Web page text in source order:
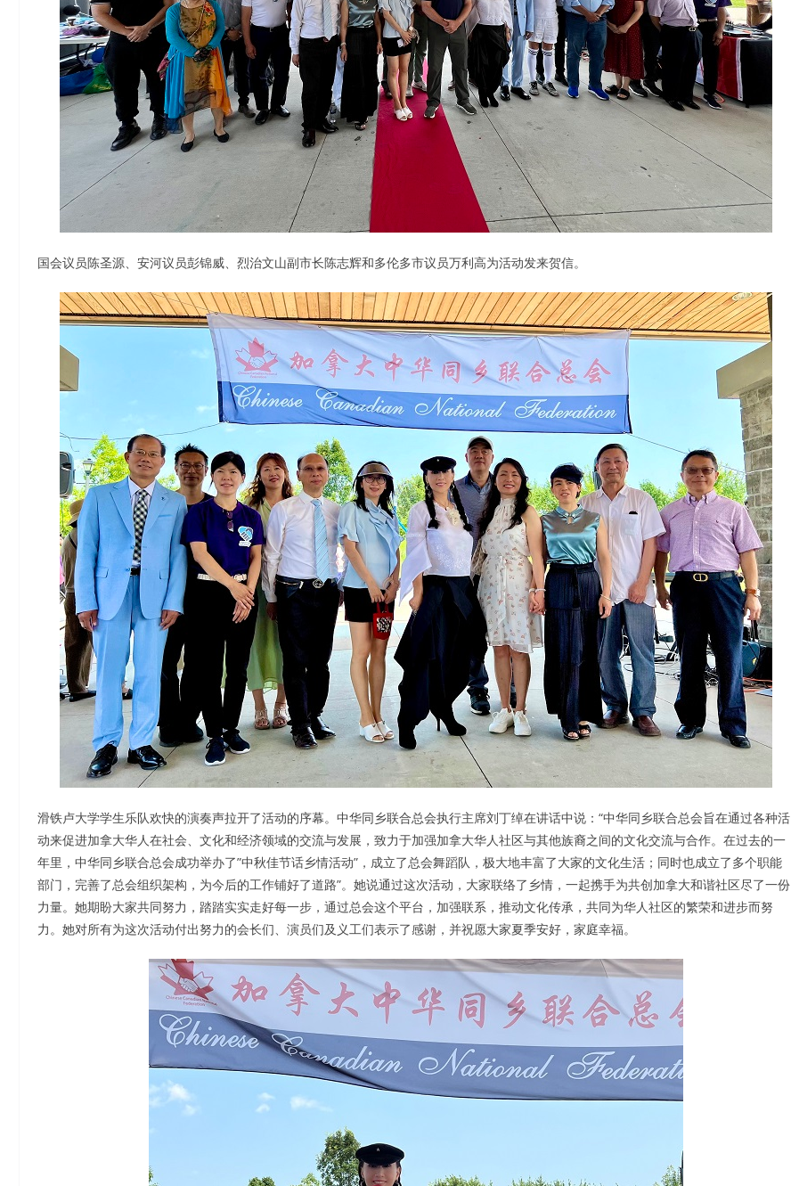
国会议员陈圣源、安河议员彭锦威、烈治文山副市长陈志辉和多伦多市议员万利高为活动发来贺信。
滑铁卢大学学生乐队欢快的演奏声拉开了活动的序幕。中华同乡联合总会执行主席刘丁绰在讲话中说：“中华同乡联合总会旨在通过各种活
动来促进加拿大华人在社会、文化和经济领域的交流与发展，致力于加强加拿大华人社区与其他族裔之间的文化交流与合作。在过去的一
年里，中华同乡联合总会成功举办了”中秋佳节话乡情活动”，成立了总会舞蹈队，极大地丰富了大家的文化生活；同时也成立了多个职能
部门，完善了总会组织架构，为今后的工作铺好了道路”。她说通过这次活动，大家联络了乡情，一起携手为共创加拿大和谐社区尽了一份
力量。她期盼大家共同努力，踏踏实实走好每一步，通过总会这个平台，加强联系，推动文化传承，共同为华人社区的繁荣和进步而努
力。她对所有为这次活动付出努力的会长们、演员们及义工们表示了感谢，并祝愿大家夏季安好，家庭幸福。